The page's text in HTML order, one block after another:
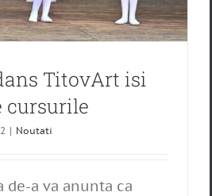
TitovArt isi
cursurile
| Noutati
de-a va anunta ca